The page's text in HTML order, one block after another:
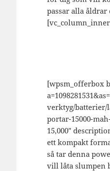
passar alla
[wpsm_offerbox
verktyg/batterier/
portar-15000-
15,000″
ett kompakt
så tar denna
vill låta slumpen